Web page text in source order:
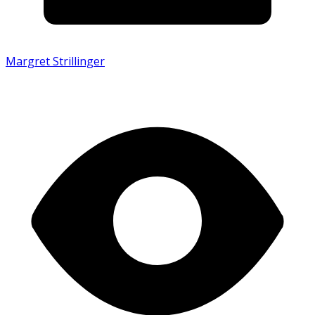
Margret Strillinger